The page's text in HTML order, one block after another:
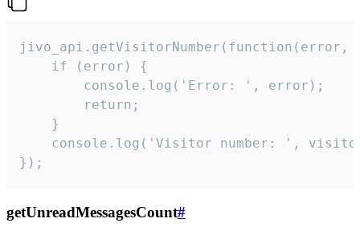
jivo_api.getVisitorNumber(function(error,
    if (error) {
        console.log('Error: ', error);
        return;
    }
console.log('Visitor number: ',
});
getUnreadMessagesCount#